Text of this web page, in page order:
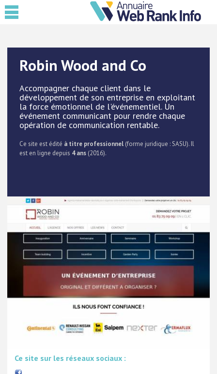
Robin Wood and Co
Accompagner chaque client dans le
développement de son entreprise en exploitant
la force émotionnel de l'événementiel. Un
événement communicant pour rendre chaque
opération de communication rentable.
Ce site est édité à titre professionnel (forme juridique : SASU). Il
est en ligne depuis 4 ans (2016).
Ce site sur les réseaux sociaux :